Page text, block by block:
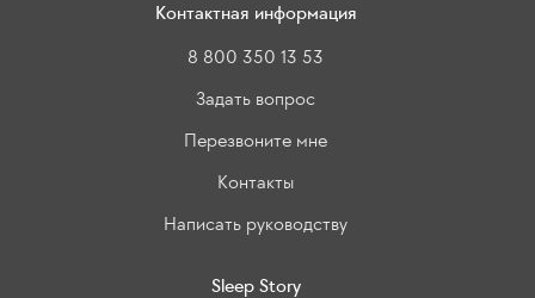
Контактная информация
8 800 350 13 53
Задать вопрос
Перезвоните мне
Контакты
Написать руководству
Sleep Story